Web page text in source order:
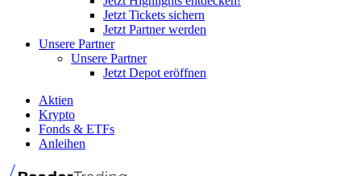
Jetzt Tickets sichern
Jetzt Partner werden
Unsere Partner
Unsere Partner
Jetzt Depot eröffnen
Aktien
Krypto
Fonds & ETFs
Anleihen